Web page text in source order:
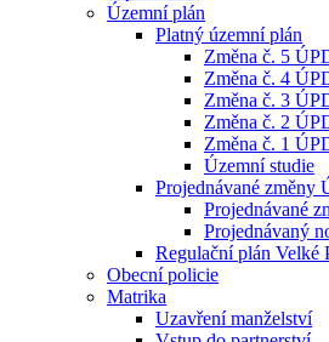
Územní plán
Platný územní plán
Změna č. 5
Změna č. 4
Změna č. 3
Změna č. 2
Změna č. 1
Územní studie
Projednávané změny
Projednávané
Projednávaný
Regulační plán Velké
Obecní policie
Matrika
Uzavření manželství